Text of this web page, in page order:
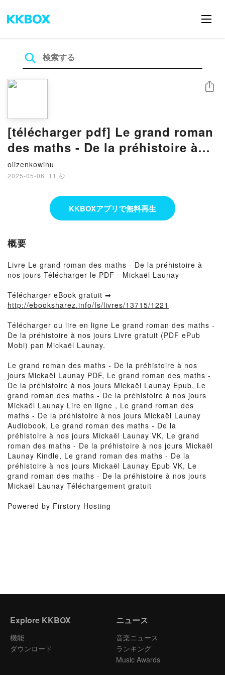
[télécharger pdf] Le grand roman
des maths - De la préhistoire à
nos jours
olizenkowinu
2025-05-06 · 11 秒
シェア
KKBOXアプリで無料再生
概要
Livre Le grand roman des maths - De la préhistoire à
nos jours Télécharger le PDF - Mickaël Launay
Télécharger eBook gratuit ➡
http://ebooksharez.info/fs/livres/13715/1221
Télécharger ou lire en ligne Le grand roman des maths -
De la préhistoire à nos jours Livre gratuit (PDF ePub
Mobi) pan Mickaël Launay.
Le grand roman des maths - De la préhistoire à nos
jours Mickaël Launay PDF, Le grand roman des maths -
De la préhistoire à nos jours Mickaël Launay Epub, Le
grand roman des maths - De la préhistoire à nos jours
Mickaël Launay Lire en ligne , Le grand roman des
maths - De la préhistoire à nos jours Mickaël Launay
Audiobook, Le grand roman des maths - De la
préhistoire à nos jours Mickaël Launay VK, Le grand
roman des maths - De la préhistoire à nos jours Mickaël
Launay Kindle, Le grand roman des maths - De la
préhistoire à nos jours Mickaël Launay Epub VK, Le
grand roman des maths - De la préhistoire à nos jours
Mickaël Launay Téléchargement gratuit
Powered by Firstory Hosting
Explore KKBOX
機能
ダウンロード
ニュース
音楽ニュース
ランキング
Music Awards